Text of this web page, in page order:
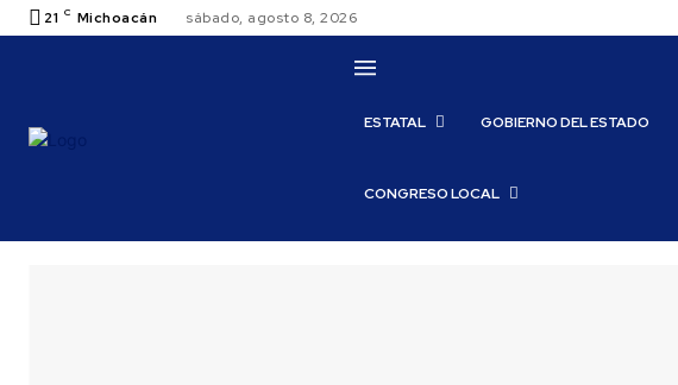
21 C Michoacán sábado, agosto 8, 2026
ESTATAL GOBIERNO DEL ESTADO
CONGRESO LOCAL